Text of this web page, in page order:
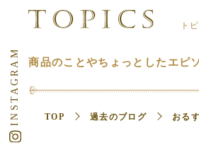
ト
商品のことやちょっとしたエピ
TOP 過去のブログ おる